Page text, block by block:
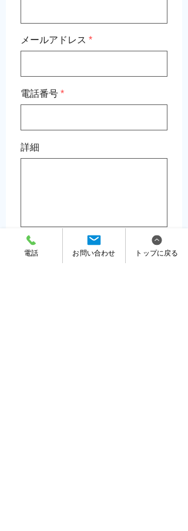
メールアドレス
電話番号
詳細
プライバシーポリシーを表示
電話 お問い合わせ トップに戻る